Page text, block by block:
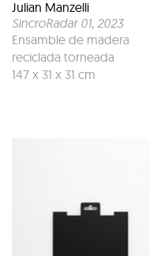
Julian Manzelli
SincroRadar 01, 2023
Ensamble de madera
reciclada torneada
147 x 31 x 31 cm